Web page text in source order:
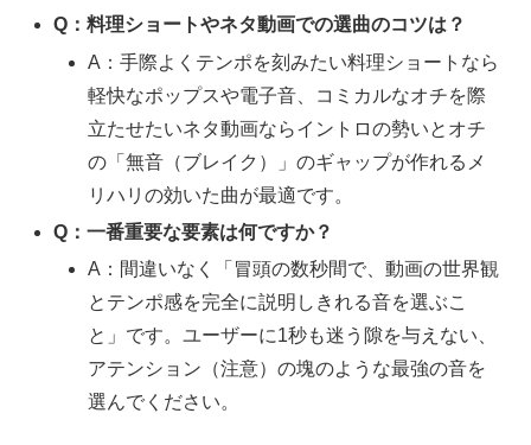
Q：料理ショートやネタ動画での選曲のコツは？
A：手際よくテンポを刻みたい料理ショートなら
軽快なポップスや電子音、コミカルなオチを際
立たせたいネタ動画ならイントロの勢いとオチ
の「無音（ブレイク）」のギャップが作れるメ
リハリの効いた曲が最適です。
Q：一番重要な要素は何ですか？
A：間違いなく「冒頭の数秒間で、動画の世界観
とテンポ感を完全に説明しきれる音を選ぶこ
と」です。ユーザーに1秒も迷う隙を与えない、
アテンション（注意）の塊のような最強の音を
選んでください。